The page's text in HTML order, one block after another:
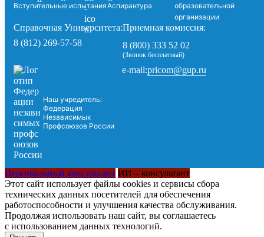
Вступительные испытанияАспирантура
образовательной
организации
Справочная Университета:
8 (812) 269-57-58
Приемная комиссия:
8 (800) 333 52 02
(Звонок бесплатный)
Наш учредитель:
Федерация
Независимых
Профсоюзов России
e-mail:pricom@gup.ru
Персональный консультант ИИ – консультант
Этот сайт использует файлы cookies и сервисы сбора
технических данных посетителей для обеспечения
работоспособности и улучшения качества обслуживания.
Продолжая использовать наш сайт, вы соглашаетесь
с использованием данных технологий.